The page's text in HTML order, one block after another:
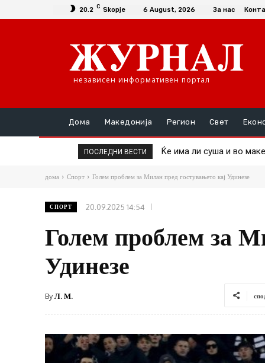
20.2 C Skopje 6 August, 2026 За нас
независен информативен портал
Дома Македонија Регион Свет
ПОСЛЕДНИ ВЕСТИ Ќе има ли суша и во
Пекол во Србија:
дома Спорт Голем проблем за Милан пред гостувањето кај Удинезе
СПОРТ 20.09.2025 14:54
Голем проблем за
Удинезе
ByЛ. М.